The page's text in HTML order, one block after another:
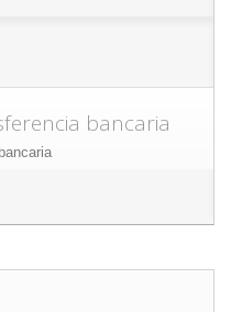
bancaria